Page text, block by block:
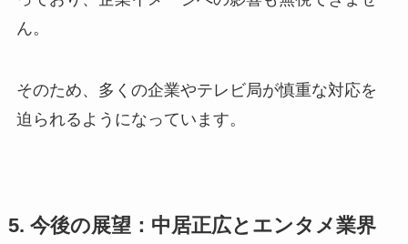
ん。
そのため、多くの企業やテレビ局が慎重な対応を
迫られるようになっています。
5. 今後の展望：中居正広とエンタメ業界